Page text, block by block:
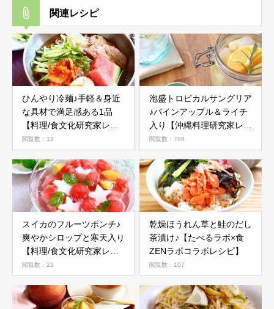
関連レシピ
ひんやり冷麺♪手軽＆身近
な具材で満足感ある1品
【料理/食文化研究家レシ
ピ】
閲覧数：13
泡盛トロピカルサングリア
♪パインアップル＆ライチ
入り【沖縄料理研究家レシ
ピ】
閲覧数：768
スイカのフルーツポンチ♪
爽やかシロップと寒天入り
【料理/食文化研究家レシ
ピ】
閲覧数：23
乾燥ほうれん草と鮭のだし
茶漬け♪【たべるラボ×食
ZENラボコラボレシピ】
閲覧数：107